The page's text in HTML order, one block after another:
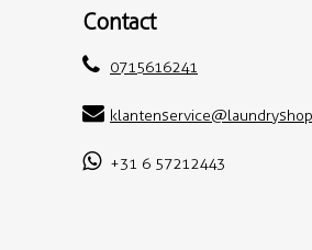
Contact
0715616241
+31 6 57212443